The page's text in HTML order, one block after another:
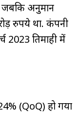
जबकि अनुमान
रुपये था. कंपनी
2023 तिमाही में
(QoQ) हो गया